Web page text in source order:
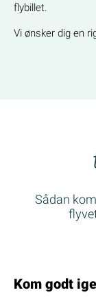
flybillet.
Vi ønsker dig en
Sådan
Kom godt